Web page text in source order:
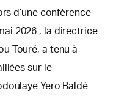
d’une conférence
2026 , la directrice
Touré, a tenu à
sur le
Yero Baldé